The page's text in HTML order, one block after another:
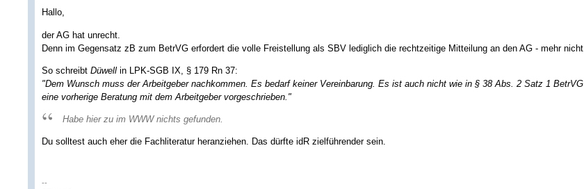
Hallo,
der AG hat unrecht.
Denn im Gegensatz zB zum BetrVG erfordert die volle Freistellung als SBV lediglich die rechtzeitige Mitteilung an den AG - mehr nicht.
So schreibt Düwell in LPK-SGB IX, § 179 Rn 37:
"Dem Wunsch muss der Arbeitgeber nachkommen. Es bedarf keiner Vereinbarung. Es ist auch nicht wie in § 38 Abs. 2 Satz 1 BetrVG
eine vorherige Beratung mit dem Arbeitgeber vorgeschrieben."
Habe hier zu im WWW nichts gefunden.
Du solltest auch eher die Fachliteratur heranziehen. Das dürfte idR zielführender sein.
--